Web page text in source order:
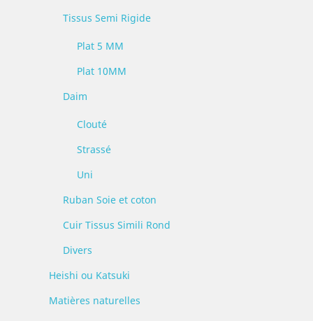
Tissus Semi Rigide
Plat 5 MM
Plat 10MM
Daim
Clouté
Strassé
Uni
Ruban Soie et coton
Cuir Tissus Simili Rond
Divers
Heishi ou Katsuki
Matières naturelles